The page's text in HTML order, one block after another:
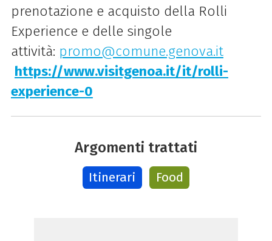
prenotazione e acquisto della Rolli
Experience e delle singole
attività: promo@comune.genova.it
https://www.visitgenoa.it/it/rolli-
experience-0
Argomenti trattati
Itinerari Food